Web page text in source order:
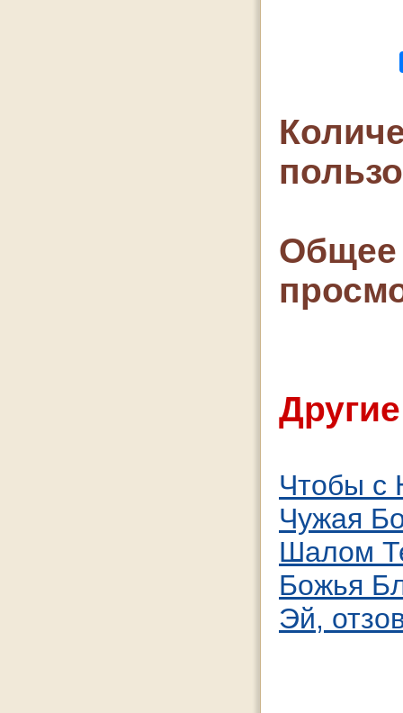
Общее
Чтобы с
Чужая
Шалом
Божья
Эй,